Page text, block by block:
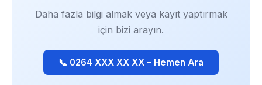
Daha fazla bilgi almak veya kayıt yaptırmak
için bizi arayın.
📞 0264 XXX XX XX – Hemen Ara